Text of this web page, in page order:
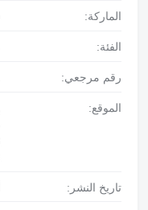
الماركة:
الفئة:
رقم مرجعي:
الموقع:
تاريخ النشر: